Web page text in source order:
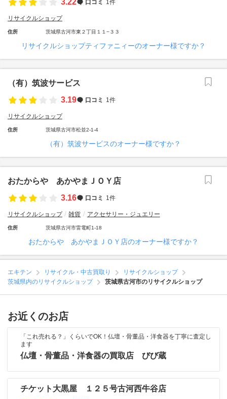
3.22
口コミ 1件
リサイクルショップ
住所 茨城県古河市東２丁目１１−３３
リサイクルショップティファニィーのオーナー様ですか？
（有）筑波サービス
3.19
口コミ 1件
リサイクルショップ
住所 茨城県古河市松並2-1-4
（有）筑波サービスのオーナー様ですか？
おたからや あかやまＪＯＹ店
3.16
口コミ 1件
リサイクルショップ 雑貨 アクセサリー・ジュエリー
住所 茨城県古河市雷電町1-18
おたからや あかやまＪＯＹ店のオーナー様ですか？
エキテン リサイクル・中古買取り
リサイクルショップ
茨城県内のリサイクルショップ
茨城県古河市のリサイクルショップ
お近くのお店
「これ売れる？」くらいでOK！仏壇・骨董品・洋食器を丁寧に査定し
ます
仏壇・骨董品・洋食器の買取店 びび蔵
チケット大黒屋 １２５号古河西牛谷店